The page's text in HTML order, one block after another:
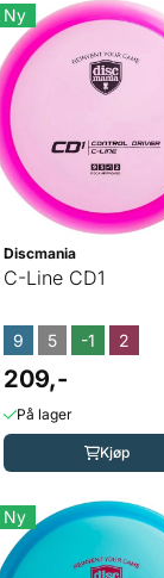
Ny
Discmania
C-Line CD1
9 5 -1 2
209,-
På lager
Kjøp
Ny